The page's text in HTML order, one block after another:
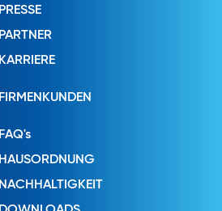
PRESSE
PARTNER
KARRIERE
FIRMENKUNDEN
FAQ's
HAUSORDNUNG
NACHHALTIGKEIT